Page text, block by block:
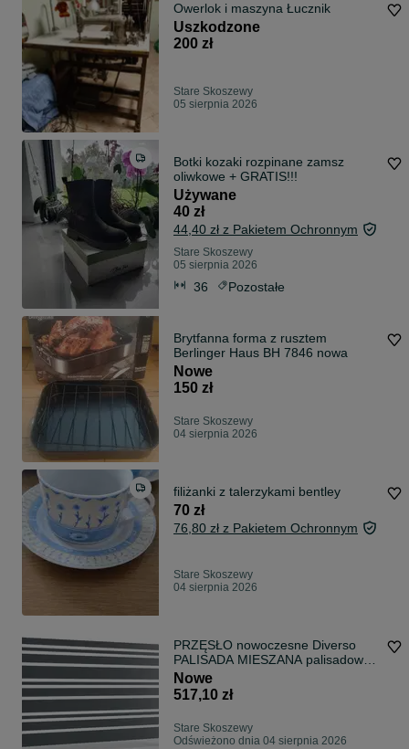
Owerlok i maszyna Łucznik
Uszkodzone
200 zł
Stare Skoszewy
05 sierpnia 2026
Botki kozaki rozpinane zamsz
oliwkowe + GRATIS!!!
Używane
40 zł
44,40 zł z Pakietem Ochronnym
Stare Skoszewy
05 sierpnia 2026
36 Pozostałe
Brytfanna forma z rusztem
Berlinger Haus BH 7846 nowa
Nowe
150 zł
Stare Skoszewy
04 sierpnia 2026
filiżanki z talerzykami bentley
70 zł
76,80 zł z Pakietem Ochronnym
Stare Skoszewy
04 sierpnia 2026
PRZĘSŁO nowoczesne Diverso
PALISADA MIESZANA palisadowe
ogrodzenie
Nowe
517,10 zł
Stare Skoszewy
Odświeżono dnia 04 sierpnia 2026